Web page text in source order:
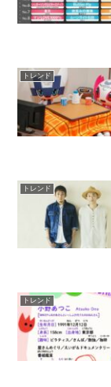
トレンド
トレンド
トレンド